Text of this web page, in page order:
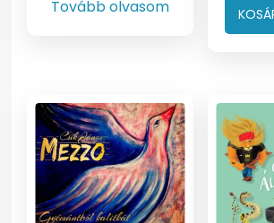
Tovább olvasom